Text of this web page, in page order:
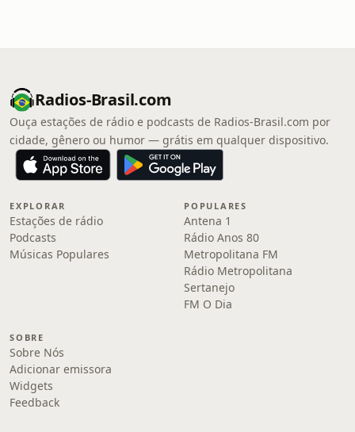
Radios-Brasil.com
Ouça estações de rádio e podcasts de Radios-Brasil.com por
cidade, gênero ou humor — grátis em qualquer dispositivo.
EXPLORAR
Estações de rádio
Podcasts
Músicas Populares
POPULARES
Antena 1
Rádio Anos 80
Metropolitana FM
Rádio Metropolitana
Sertanejo
FM O Dia
SOBRE
Sobre Nós
Adicionar emissora
Widgets
Feedback